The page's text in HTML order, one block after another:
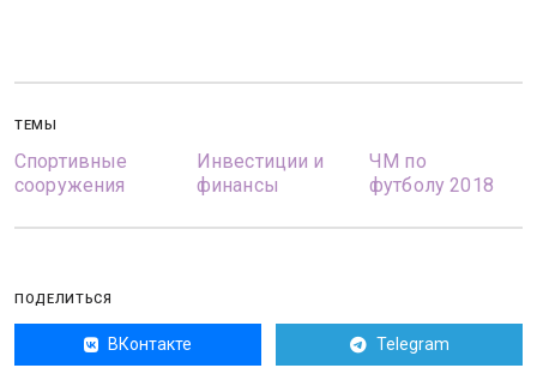
ТЕМЫ
Спортивные
сооружения
Инвестиции и
финансы
ЧМ по
футболу 2018
ПОДЕЛИТЬСЯ
ВКонтакте Telegram